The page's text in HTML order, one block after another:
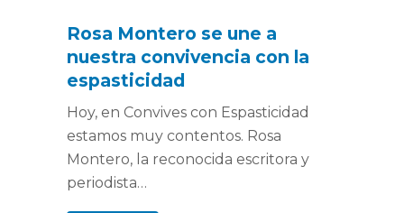
Rosa Montero se une a
nuestra convivencia con la
espasticidad
Hoy, en Convives con Espasticidad
estamos muy contentos. Rosa
Montero, la reconocida escritora y
periodista…